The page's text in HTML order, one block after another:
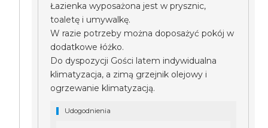
Łazienka wyposażona jest w prysznic,
toaletę i umywalkę.
W razie potrzeby można doposażyć pokój w
dodatkowe łóżko.
Do dyspozycji Gości latem indywidualna
klimatyzacja, a zimą grzejnik olejowy i
ogrzewanie klimatyzacją.
Udogodnienia